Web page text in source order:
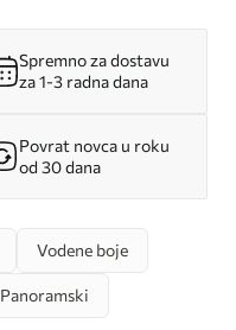
Spremno za dostavu
za 1-3 radna dana
Povrat novca u roku
od 30 dana
Vodene boje
Panoramski